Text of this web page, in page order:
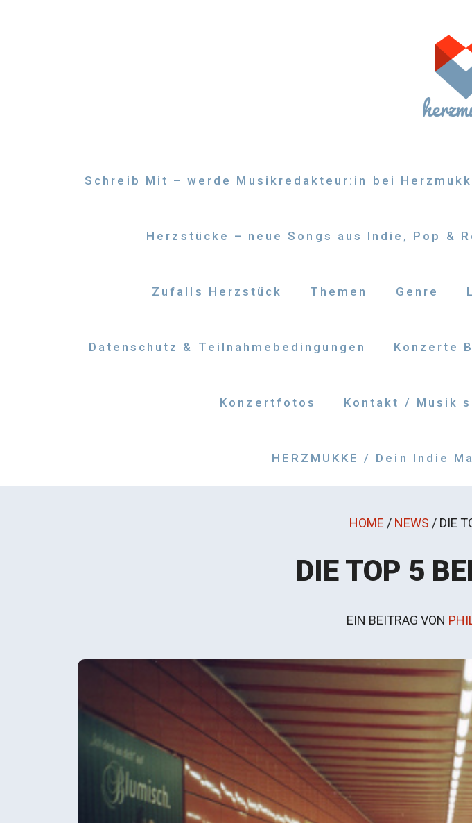
Schreib Mit – werde Musikredakteur:in bei
Herzstücke – neue Songs aus Indie, Pop &
Zufalls Herzstück Themen Genre
Datenschutz & Teilnahmebedingungen Konzerte
Konzertfotos Kontakt / Musik
HERZMUKKE / Dein Indie
HOME / NEWS / DIE
DIE TOP 5
EIN BEITRAG VON